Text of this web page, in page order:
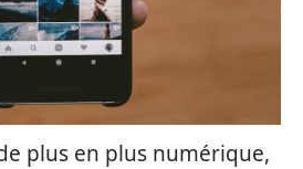
plus en plus numérique,